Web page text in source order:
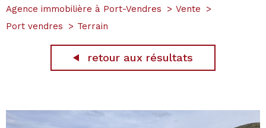
Agence immobilière à Port-Vendres
Vente
Port vendres
Terrain
retour aux résultats